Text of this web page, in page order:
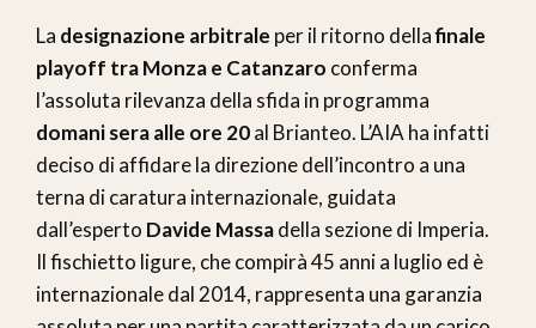
La designazione arbitrale per il ritorno dellafinale
playoff tra Monza e Catanzaro conferma
l’assoluta rilevanza della sfida in programma
domani sera alle ore 20al Brianteo. L’AIA ha infatti
deciso di affidare la direzione dell’incontro a una
terna di caratura internazionale, guidata
dall’esperto Davide Massadella sezione di Imperia.
Il fischietto ligure, che compirà 45 anni a luglio ed è
internazionale dal 2014, rappresenta una garanzia